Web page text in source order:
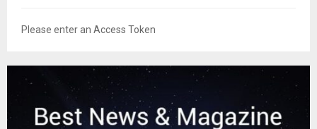
Please enter an Access Token